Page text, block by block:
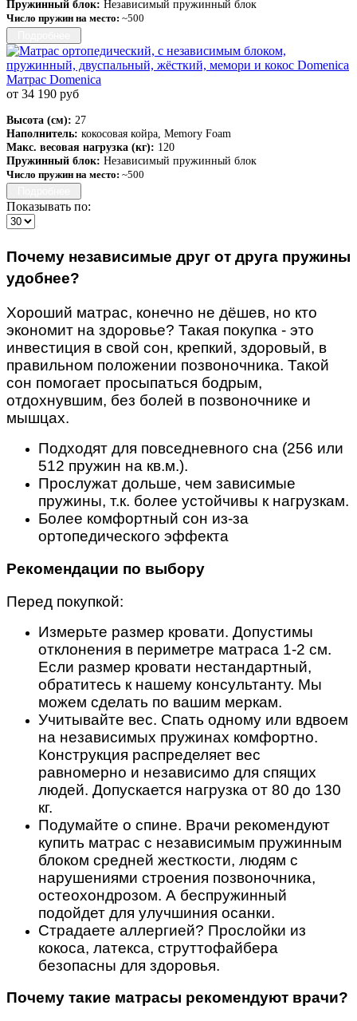
Пружинный блок: Независимый пружинный блок
Число пружин на место: ~500
Матрас Domenica
от 34 190 руб
Высота (см): 27
Наполнитель: кокосовая койра, Memory Foam
Макс. весовая нагрузка (кг): 120
Пружинный блок: Независимый пружинный блок
Число пружин на место: ~500
Показывать по:
Почему независимые друг от друга пружины
удобнее?
Хороший матрас, конечно не дёшев, но кто
экономит на здоровье? Такая покупка - это
инвестиция в свой сон, крепкий, здоровый, в
правильном положении позвоночника. Такой
сон помогает просыпаться бодрым,
отдохнувшим, без болей в позвоночнике и
мышцах.
Подходят для повседневного сна (256 или
512 пружин на кв.м.).
Прослужат дольше, чем зависимые
пружины, т.к. более устойчивы к нагрузкам.
Более комфортный сон из-за
ортопедического эффекта
Рекомендации по выбору
Перед покупкой:
Измерьте размер кровати. Допустимы
отклонения в периметре матраса 1-2 см.
Если размер кровати нестандартный,
обратитесь к нашему консультанту. Мы
можем сделать по вашим меркам.
Учитывайте вес. Спать одному или вдвоем
на независимых пружинах комфортно.
Конструкция распределяет вес
равномерно и независимо для спящих
людей. Допускается нагрузка от 80 до 130
кг.
Подумайте о спине. Врачи рекомендуют
купить матрас с независимым пружинным
блоком средней жесткости, людям с
нарушениями строения позвоночника,
остеохондрозом. А беспружинный
подойдет для улучшиния осанки.
Страдаете аллергией? Прослойки из
кокоса, латекса, струттофайбера
безопасны для здоровья.
Почему такие матрасы рекомендуют врачи?